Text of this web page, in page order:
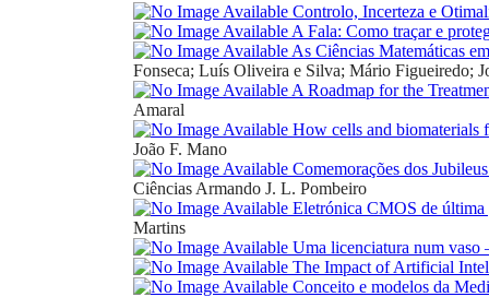
Controlo, Incerteza e
A Fala: Como traçar e
As Ciências Matemáticas
Fonseca; Luís Oliveira e Silva; Mário Figueiredo;
A Roadmap for the
Amaral
How cells and biomaterials
João F. Mano
Comemorações dos
Ciências Armando J. L. Pombeiro
Eletrónica CMOS de
Martins
Uma licenciatura num vaso
The Impact of Artificial
Conceito e modelos da